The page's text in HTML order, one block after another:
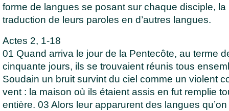
forme de langues se posant sur chaque disciple, la
traduction de leurs paroles en d’autres langues.
Actes 2, 1-18
01 Quand arriva le jour de la Pentecôte, au terme
cinquante jours, ils se trouvaient réunis tous
Soudain un bruit survint du ciel comme un violent
vent : la maison où ils étaient assis en fut remplie
entière. 03 Alors leur apparurent des langues